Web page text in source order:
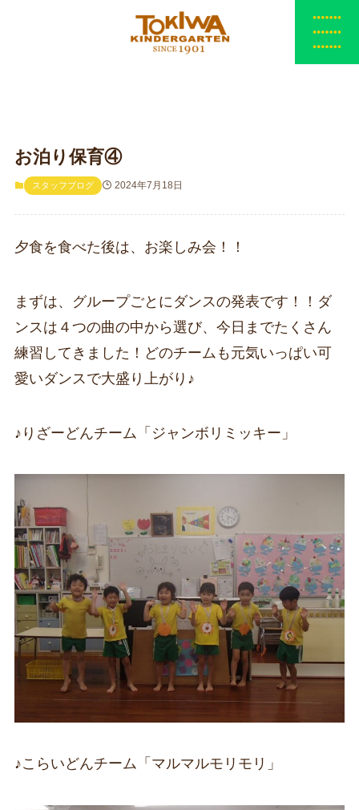
お泊り保育④
スタッフブログ 2024年7月18日
夕食を食べた後は、お楽しみ会！！
まずは、グループごとにダンスの発表です！！ダ
ンスは４つの曲の中から選び、今日までたくさん
練習してきました！どのチームも元気いっぱい可
愛いダンスで大盛り上がり♪
♪りざーどんチーム「ジャンボリミッキー」
♪こらいどんチーム「マルマルモリモリ」